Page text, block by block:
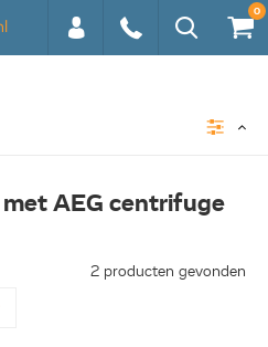
0
AEG centrifuge
2 producten gevonden